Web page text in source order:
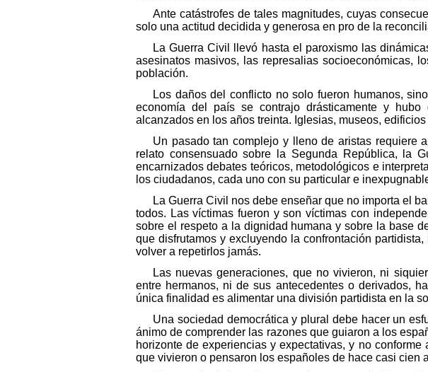
Ante catástrofes de tales magnitudes, cuyas
solo una actitud decidida y generosa en pro de la
La Guerra Civil llevó hasta el paroxismo las
asesinatos masivos, las represalias socioeconómicas,
población.
Los daños del conflicto no solo fueron humanos,
economía del país se contrajo drásticamente y
alcanzados en los años treinta. Iglesias, museos,
Un pasado tan complejo y lleno de aristas requiere
relato consensuado sobre la Segunda República, la
encarnizados debates teóricos, metodológicos e
los ciudadanos, cada uno con su particular e
La Guerra Civil nos debe enseñar que no importa el
todos. Las víctimas fueron y son víctimas con
sobre el respeto a la dignidad humana y sobre la base
que disfrutamos y excluyendo la confrontación
volver a repetirlos jamás.
Las nuevas generaciones, que no vivieron, ni
entre hermanos, ni de sus antecedentes o derivados,
única finalidad es alimentar una división partidista en la
Una sociedad democrática y plural debe hacer un
ánimo de comprender las razones que guiaron a los
horizonte de experiencias y expectativas, y no
que vivieron o pensaron los españoles de hace casi cien